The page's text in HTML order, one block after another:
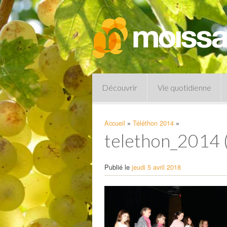
Découvrir Vie quotidienne
Pharmacies de garde
Accueil » Téléthon 2014 »
telethon_2014
Publié le jeudi 5 avril 2018